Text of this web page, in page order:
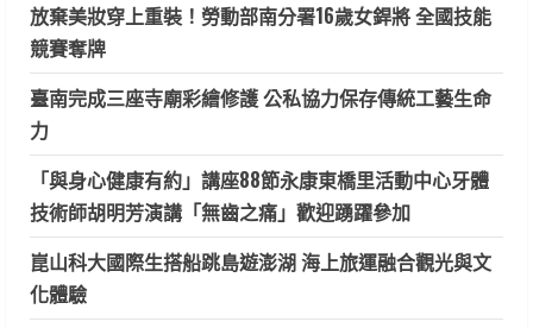
放棄美妝穿上重裝！勞動部南分署16歲女銲將 全國技能
競賽奪牌
臺南完成三座寺廟彩繪修護 公私協力保存傳統工藝生命
力
「與身心健康有約」講座88節永康東橋里活動中心牙體
技術師胡明芳演講「無齒之痛」歡迎踴躍參加
崑山科大國際生搭船跳島遊澎湖 海上旅運融合觀光與文
化體驗